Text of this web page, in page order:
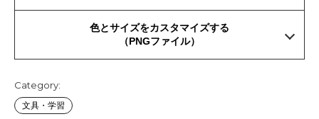
色とサイズをカスタマイズする
（PNGファイル）
Category:
文具・学習